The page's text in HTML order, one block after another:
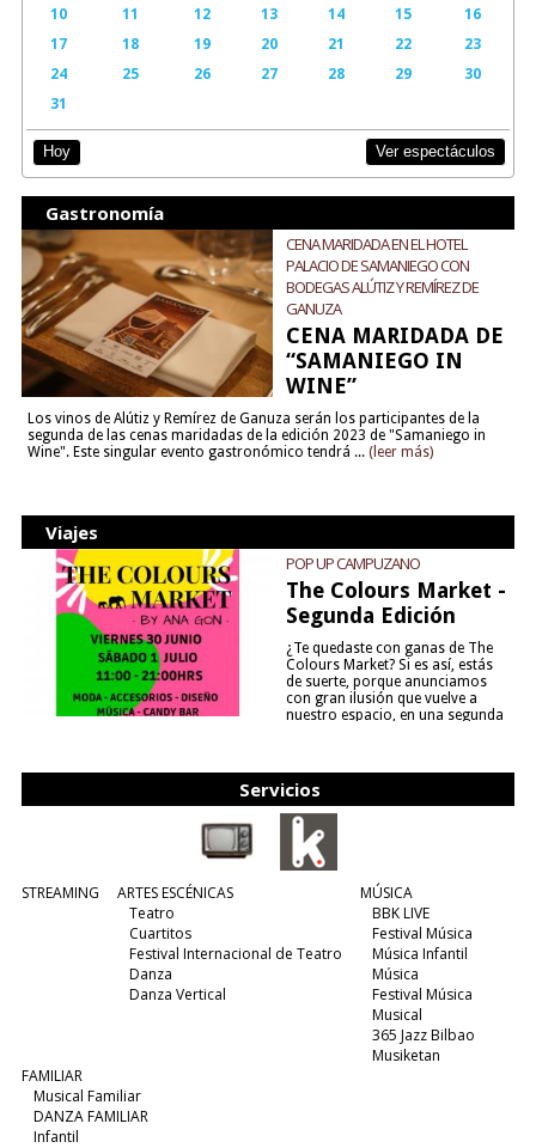
10
11 12 13 14 15
16
17
18 19 20 21 22
23
24
25 26 27 28 29
30
31
Hoy Ver espectáculos
Gastronomía
CENA MARIDADA EN EL HOTEL
PALACIO DE SAMANIEGO CON
BODEGAS ALÚTIZ Y REMÍREZ DE
GANUZA
CENA MARIDADA DE
“SAMANIEGO IN
WINE”
Los vinos de Alútiz y Remírez de Ganuza serán los participantes de la
segunda de las cenas maridadas de la edición 2023 de "Samaniego in
Wine". Este singular evento gastronómico tendrá ... (leer más)
Viajes
POP UP CAMPUZANO
The Colours Market -
Segunda Edición
¿Te quedaste con ganas de The
Colours Market? Si es así, estás
de suerte, porque anunciamos
con gran ilusión que vuelve a
nuestro espacio, en una segunda
Servicios
STREAMING
ARTES ESCÉNICAS
Teatro
Cuartitos
Festival Internacional de Teatro
Danza
Danza Vertical
MÚSICA
BBK LIVE
Festival Música
Música Infantil
Música
Festival Música
Musical
365 Jazz Bilbao
Musiketan
FAMILIAR
Musical Familiar
DANZA FAMILIAR
Infantil